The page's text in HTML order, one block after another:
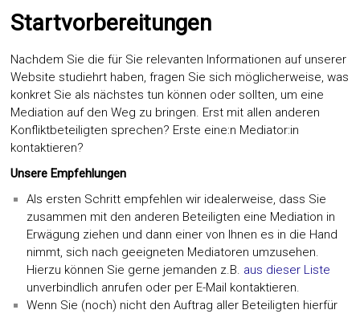
Startvorbereitungen
Nachdem Sie die für Sie relevanten Informationen auf unserer
Website studiehrt haben, fragen Sie sich möglicherweise, was
konkret Sie als nächstes tun können oder sollten, um eine
Mediation auf den Weg zu bringen. Erst mit allen anderen
Konfliktbeteiligten sprechen? Erste eine:n Mediator:in
kontaktieren?
Unsere Empfehlungen
Als ersten Schritt empfehlen wir idealerweise, dass Sie
zusammen mit den anderen Beteiligten eine Mediation in
Erwägung ziehen und dann einer von Ihnen es in die Hand
nimmt, sich nach geeigneten Mediatoren umzusehen.
Hierzu können Sie gerne jemanden z.B. aus dieser Liste
unverbindlich anrufen oder per E-Mail kontaktieren.
Wenn Sie (noch) nicht den Auftrag aller Beteiligten hierfür